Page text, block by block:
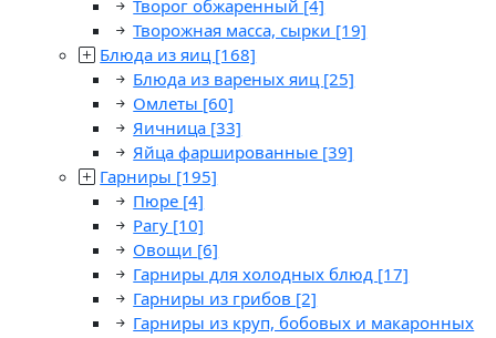
Творог обжаренный [4]
Творожная масса, сырки [19]
Блюда из яиц [168]
Блюда из вареных яиц [25]
Омлеты [60]
Яичница [33]
Яйца фаршированные [39]
Гарниры [195]
Пюре [4]
Рагу [10]
Овощи [6]
Гарниры для холодных блюд [17]
Гарниры из грибов [2]
Гарниры из круп, бобовых и макаронных